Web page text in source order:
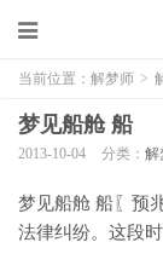
当前位置： 解梦师 >
梦见船舱 船
2013-10-04 分类： 解
梦见船舱 船〖预
法律纠纷。这段时